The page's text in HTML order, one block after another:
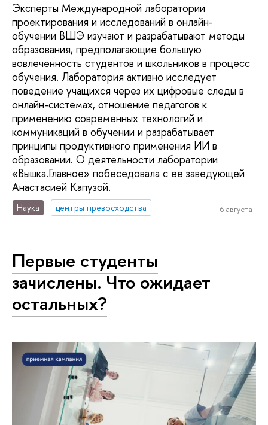
Эксперты Международной лаборатории
проектирования и исследований в онлайн-
обучении ВШЭ изучают и разрабатывают методы
образования, предполагающие большую
вовлеченность студентов и школьников в процесс
обучения. Лаборатория активно исследует
поведение учащихся через их цифровые следы в
онлайн-системах, отношение педагогов к
применению современных технологий и
коммуникаций в обучении и разрабатывает
принципы продуктивного применения ИИ в
образовании. О деятельности лаборатории
«Вышка.Главное» побеседовала с ее заведующей
Анастасией Капузой.
Наука центры превосходства 6 августа
Первые студенты
зачислены. Что ожидает
остальных?